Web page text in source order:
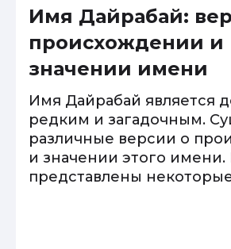
Имя Дайрабай:
происхождении и
значении имени
Имя Дайрабай является
редким и загадочным.
различные версии о
и значении этого
представлены